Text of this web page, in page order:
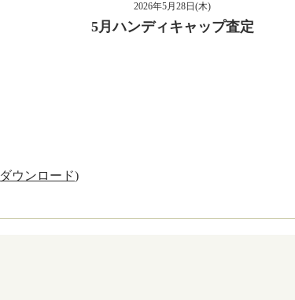
2026年5月28日(木)
5月ハンディキャップ査定
ダウンロード)